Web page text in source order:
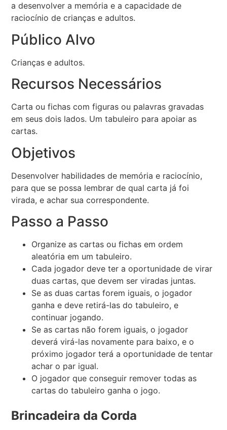
a desenvolver a memória e a capacidade de
raciocínio de crianças e adultos.
Público Alvo
Crianças e adultos.
Recursos Necessários
Carta ou fichas com figuras ou palavras gravadas
em seus dois lados. Um tabuleiro para apoiar as
cartas.
Objetivos
Desenvolver habilidades de memória e raciocínio,
para que se possa lembrar de qual carta já foi
virada, e achar sua correspondente.
Passo a Passo
Organize as cartas ou fichas em ordem
aleatória em um tabuleiro.
Cada jogador deve ter a oportunidade de virar
duas cartas, que devem ser viradas juntas.
Se as duas cartas forem iguais, o jogador
ganha e deve retirá-las do tabuleiro, e
continuar jogando.
Se as cartas não forem iguais, o jogador
deverá virá-las novamente para baixo, e o
próximo jogador terá a oportunidade de tentar
achar o par igual.
O jogador que conseguir remover todas as
cartas do tabuleiro ganha o jogo.
Brincadeira da Corda